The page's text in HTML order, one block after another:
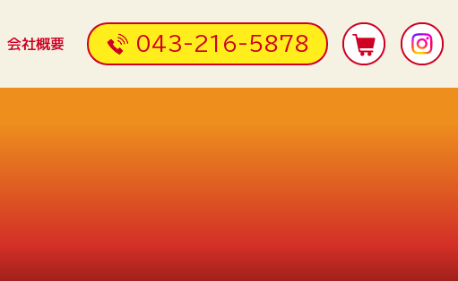
会社概要 043-216-5878